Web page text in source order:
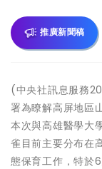
推廣新聞稿
(中央社訊息服務
署為瞭解高屏地區
本次與高雄醫學大
雀目前主要分布在
態保育工作，特於